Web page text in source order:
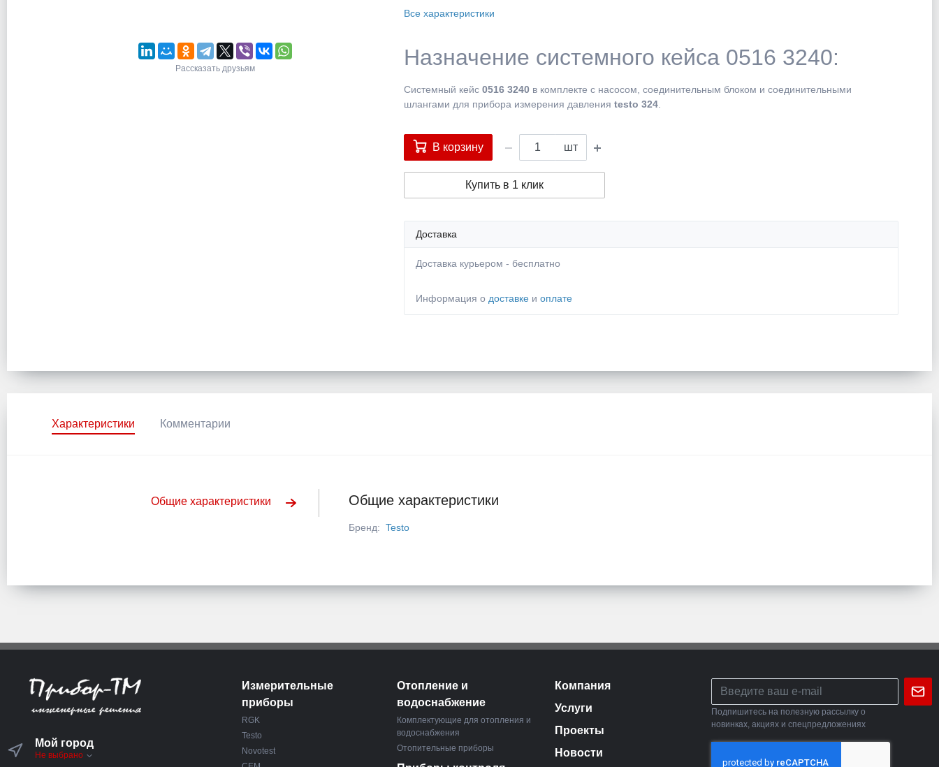
Рассказать друзьям
Все характеристики
Назначение системного кейса 0516 3240:
Системный кейс 0516 3240 в комплекте с насосом, соединительным блоком и соединительными
шлангами для прибора измерения давления testo 324
В корзину шт
Купить в 1 клик
Доставка
Доставка курьером - бесплатно
Информация о доставке и оплате
Характеристики Комментарии
Общие характеристики Общие характеристики
Бренд: Testo
Мой город
Не выбрано
Измерительные
приборы
RGK
Testo
Novotest
Отопление и
водоснабжение
Комплектующие для отопления и
водоснабжения
Отопительные приборы
Компания
Услуги
Проекты
Новости
Подпишитесь на полезную рассылку о
новинках, акциях и спецпредложениях